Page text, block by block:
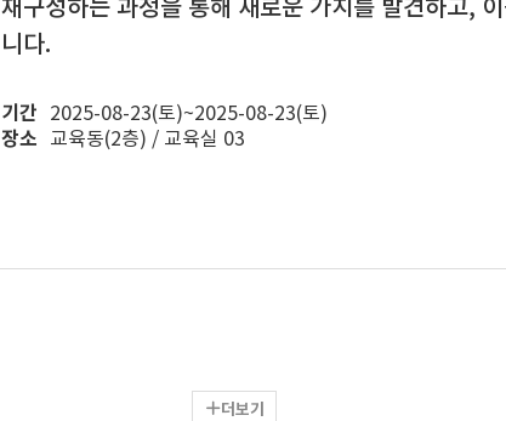
재구성하는 과정을 통해 새로운 가치를 발견하고,
니다.
기간 2025-08-23(토)~2025-08-23(토)
장소 교육동(2층) / 교육실 03
더보기